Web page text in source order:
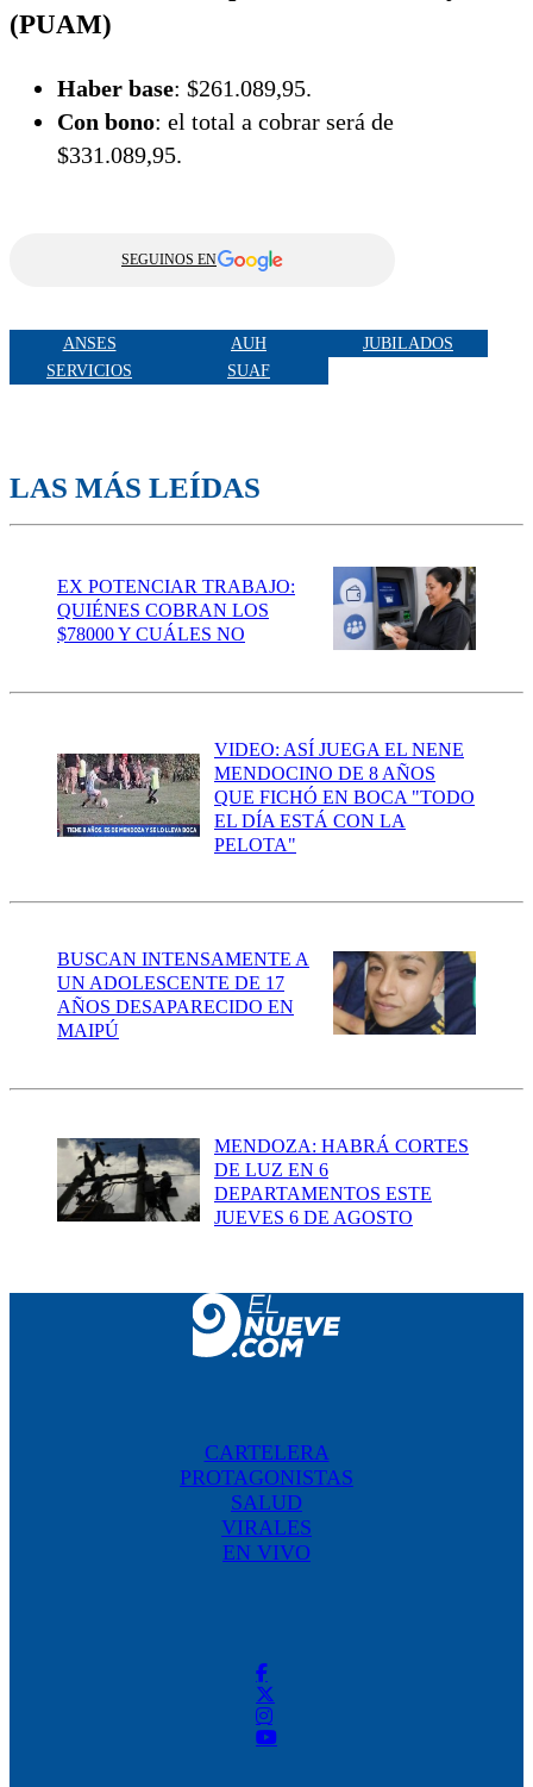
(PUAM)
Haber base: $261.089,95.
Con bono: el total a cobrar será de
$331.089,95.
SEGUINOS EN
ANSES AUH
JUBILADOS
SERVICIOS
SUAF
LAS MÁS LEÍDAS
EX POTENCIAR TRABAJO:
QUIÉNES COBRAN LOS
$78000 Y CUÁLES NO
VIDEO: ASÍ JUEGA EL NENE
MENDOCINO DE 8 AÑOS
QUE FICHÓ EN BOCA "TODO
EL DÍA ESTÁ CON LA
PELOTA"
BUSCAN INTENSAMENTE A
UN ADOLESCENTE DE 17
AÑOS DESAPARECIDO EN
MAIPÚ
MENDOZA: HABRÁ CORTES
DE LUZ EN 6
DEPARTAMENTOS ESTE
JUEVES 6 DE AGOSTO
CARTELERA
PROTAGONISTAS
SALUD
VIRALES
EN VIVO